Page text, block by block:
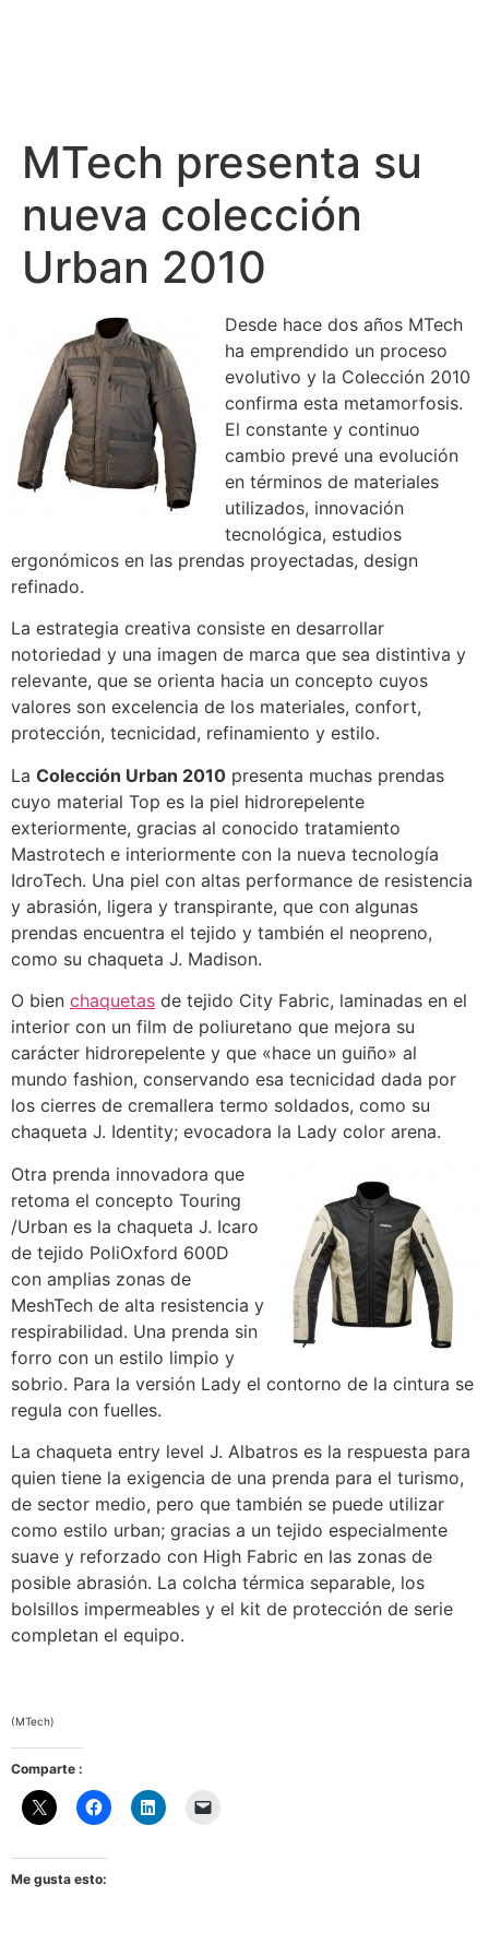
MTech presenta su
nueva colección
Urban 2010
Desde hace dos años MTech
ha emprendido un proceso
evolutivo y la Colección 2010
confirma esta metamorfosis.
El constante y continuo
cambio prevé una evolución
en términos de materiales
utilizados, innovación
tecnológica, estudios
ergonómicos en las prendas proyectadas, design
refinado.
La estrategia creativa consiste en desarrollar
notoriedad y una imagen de marca que sea distintiva y
relevante, que se orienta hacia un concepto cuyos
valores son excelencia de los materiales, confort,
protección, tecnicidad, refinamiento y estilo.
La Colección Urban 2010 presenta muchas prendas
cuyo material Top es la piel hidrorepelente
exteriormente, gracias al conocido tratamiento
Mastrotech e interiormente con la nueva tecnología
IdroTech. Una piel con altas performance de resistencia
y abrasión, ligera y transpirante, que con algunas
prendas encuentra el tejido y también el neopreno,
como su chaqueta J. Madison.
O bien chaquetas de tejido City Fabric, laminadas en el
interior con un film de poliuretano que mejora su
carácter hidrorepelente y que «hace un guiño» al
mundo fashion, conservando esa tecnicidad dada por
los cierres de cremallera termo soldados, como su
chaqueta J. Identity; evocadora la Lady color arena.
Otra prenda innovadora que
retoma el concepto Touring
/Urban es la chaqueta J. Icaro
de tejido PoliOxford 600D
con amplias zonas de
MeshTech de alta resistencia y
respirabilidad. Una prenda sin
forro con un estilo limpio y
sobrio. Para la versión Lady el contorno de la cintura se
regula con fuelles.
La chaqueta entry level J. Albatros es la respuesta para
quien tiene la exigencia de una prenda para el turismo,
de sector medio, pero que también se puede utilizar
como estilo urban; gracias a un tejido especialmente
suave y reforzado con High Fabric en las zonas de
posible abrasión. La colcha térmica separable, los
bolsillos impermeables y el kit de protección de serie
completan el equipo.
(MTech)
Comparte :
Me gusta esto: